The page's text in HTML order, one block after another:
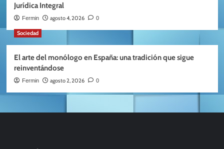
Jurídica Integral
Fermin agosto 4, 2026 0
Sociedad
El arte del monólogo en España: una tradición que sigue
reinventándose
Fermin agosto 2, 2026 0